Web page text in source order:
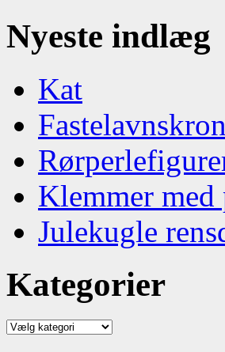
Nyeste indlæg
Kat
Klemmer
Julekugle
Kategorier
Kategorier